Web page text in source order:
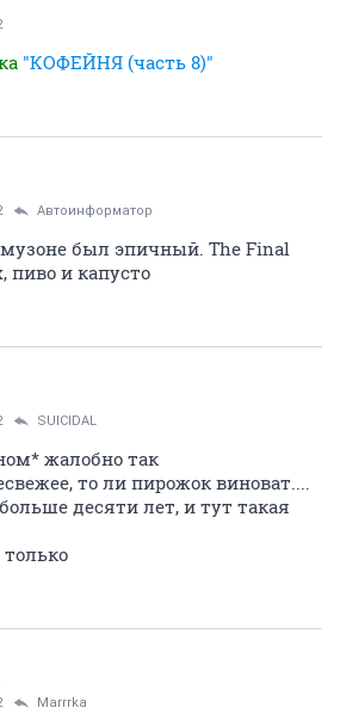
"КОФЕЙНЯ (часть 8)"
Автоинформатор
был эпичный. The Final
пиво и капусто
SUICIDAL
жалобно так
то ли пирожок виноват....
десяти лет, и тут такая
Marrrka